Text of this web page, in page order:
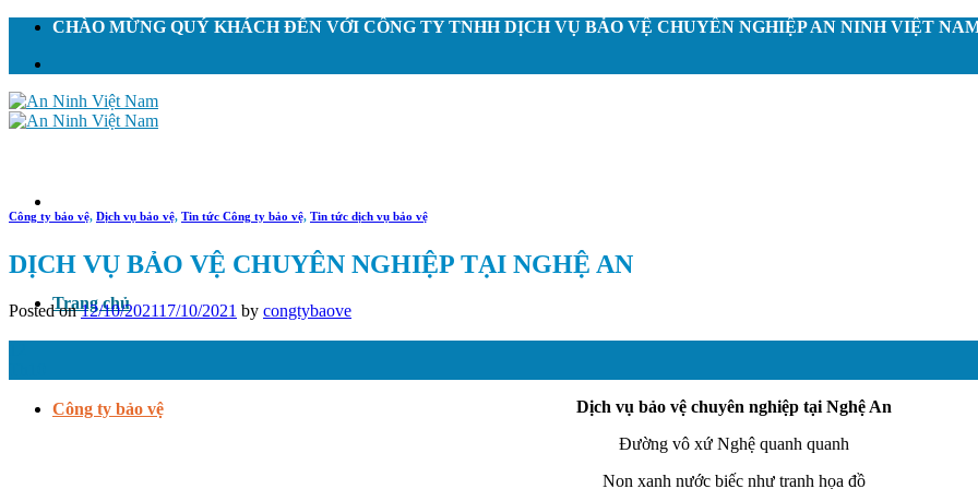
Skip
content
CHÀO MỪNG QUÝ KHÁCH ĐẾN VỚI CÔNG TY TNHH DỊCH VỤ BẢO VỆ CHUYÊN NGHIỆP AN NINH VIỆT
Trang chủ
Công ty bảo vệ
Công ty bảo vệ, Dịch vụ bảo vệ, Tin tức Công ty bảo vệ, Tin tức dịch vụ bảo vệ
DỊCH VỤ BẢO VỆ CHUYÊN NGHIỆP TẠI NGHỆ AN
Posted on12/10/202117/10/2021 by congtybaove
Dịch vụ bảo vệ chuyên nghiệp tại Nghệ An
Đường vô xứ Nghệ quanh quanh
Non xanh nước biếc như tranh họa đồ